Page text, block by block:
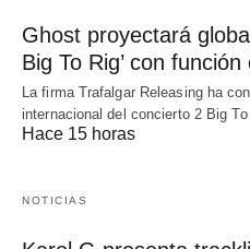
Ghost proyectará
Big To Rig’ con
La firma Trafalgar Releasing ha
internacional del concierto 2 Big
Hace 15 horas
NOTICIAS